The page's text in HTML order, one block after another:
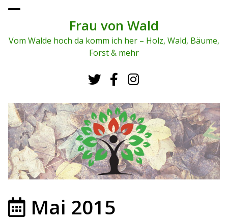
To
me
Frau von Wald
Vom Walde hoch da komm ich her – Holz, Wald, Bäume,
Forst & mehr
Mai 2015